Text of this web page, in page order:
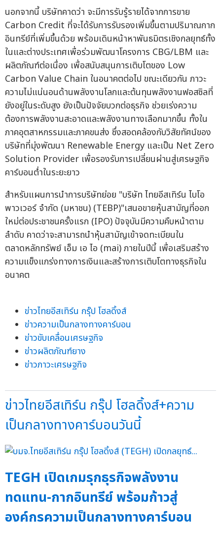
นอกจากนี้ บริษัทคาดว่า จะมีการรับรู้รายได้จากการขาย
Carbon Credit ที่จะได้รับการรับรองเพิ่มขึ้นตามปริมาณกาก
อินทรีย์ที่เพิ่มขึ้นด้วย พร้อมเดินหน้าหาพันธมิตรเชิงกลยุทธ์ทั้ง
ในและต่างประเทศเพื่อร่วมพัฒนาโครงการ CBG/LBM และ
ผลิตภัณฑ์ต่อเนื่อง เพื่อสนับสนุนการเติบโตของ Low
Carbon Value Chain ในอนาคตต่อไป ขณะเดียวกัน ภาวะ
ความไม่แน่นอนด้านพลังงานโลกและต้นทุนพลังงานฟอสซิลที่
ยังอยู่ในระดับสูง ยังเป็นปัจจัยบวกต่อธุรกิจ ช่วยเร่งความ
ต้องการพลังงานสะอาดและพลังงานทางเลือกมากขึ้น ทั้งใน
ภาคอุตสาหกรรมและภาคขนส่ง ซึ่งสอดคล้องกับวิสัยทัศน์ของ
บริษัทที่มุ่งพัฒนา Renewable Energy และเป็น Net Zero
Solution Provider เพื่อรองรับการเปลี่ยนผ่านสู่เศรษฐกิจ
คาร์บอนต่ำในระยะยาว
สำหรับแผนการนำการบริษัทย่อย "บริษัท ไทยอีสเทิร์น ไบโอ
พาวเวอร์ จำกัด (มหาชน) (TEBP)"เสนอขายหุ้นสามัญที่ออก
ใหม่ต่อประชาชนครั้งแรก (IPO) ปัจจุบันมีความคืบหน้าตาม
ลำดับ คาดว่าจะสามารถนำหุ้นสามัญเข้าจดทะเบียนใน
ตลาดหลักทรัพย์ เอ็ม เอ ไอ (mai) ภายในปีนี้ เพื่อเสริมสร้าง
ความแข็งแกร่งทางการเงินและสร้างการเติบโตทางธุรกิจใน
อนาคต
ข่าวไทยอีสเทิร์น กรุ๊ป โฮลดิ้งส์
ข่าวความเป็นกลางทางคาร์บอน
ข่าวขับเคลื่อนเศรษฐกิจ
ข่าวผลิตภัณฑ์ยาง
ข่าวภาวะเศรษฐกิจ
ข่าวไทยอีสเทิร์น กรุ๊ป โฮลดิ้งส์+ความ
เป็นกลางทางคาร์บอนวันนี้
TEGH เปิดเกมรุกธุรกิจพลังงาน
ทดแทน-กากอินทรีย์ พร้อมก้าวสู่
องค์กรความเป็นกลางทางคาร์บอน